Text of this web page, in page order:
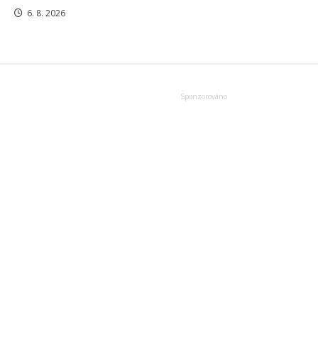
6. 8. 2026